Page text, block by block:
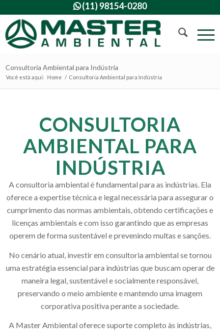
(11) 98154-0280
Consultoria Ambiental para Indústria
Você está aqui: Home / Consultoria Ambiental para Indústria
CONSULTORIA
AMBIENTAL PARA
INDÚSTRIA
A consultoria ambiental é fundamental para as indústrias. Ela
oferece a expertise técnica e legal necessária para assegurar o
cumprimento das normas ambientais, obtendo certificações e
licenças ambientais e com isso garantindo que as empresas
operem de forma sustentável e prevenindo multas e sanções.
No cenário atual, investir em consultoria ambiental se tornou
uma estratégia essencial para indústrias que buscam operar de
maneira legal, sustentável e socialmente responsável,
preservando o meio ambiente e mantendo uma imagem
corporativa positiva perante a sociedade.
A Master Ambiental oferece suporte completo às indústrias,